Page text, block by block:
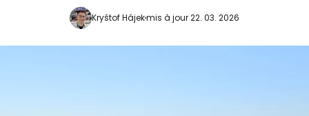
Kryštof Hájekmis à jour 22. 03. 2026